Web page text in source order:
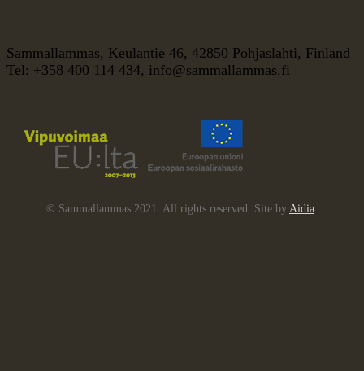
Sammallammas, Keulantie 46, 42850 Pohjaslahti, Finland
Tel: +358 400 114 434, info@sammallammas.fi
© Sammallammas 2021. All rights reserved. Site by Aidia.